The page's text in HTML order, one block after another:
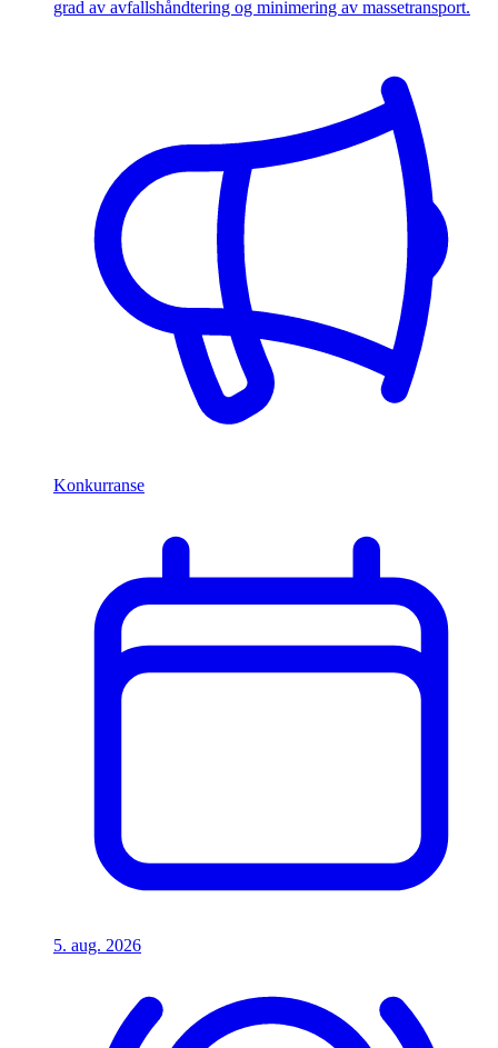
grad av avfallshåndtering og minimering av massetransport.
Konkurranse
5. aug. 2026